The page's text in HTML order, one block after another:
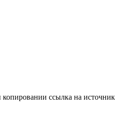
ссылка на источник